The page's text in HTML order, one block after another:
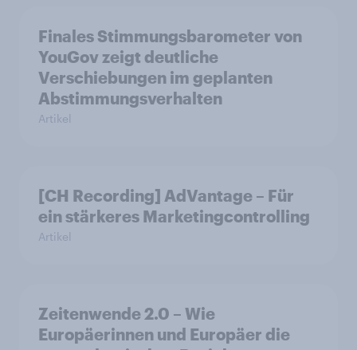
Finales Stimmungsbarometer von
YouGov zeigt deutliche
Verschiebungen im geplanten
Abstimmungsverhalten
Artikel
[CH Recording] AdVantage – Für
ein stärkeres Marketingcontrolling
Artikel
Zeitenwende 2.0 – Wie
Europäerinnen und Europäer die